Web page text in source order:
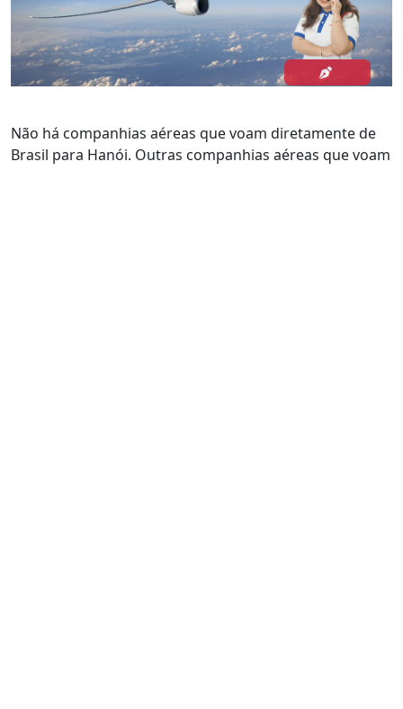
Não há companhias aéreas que voam diretamente de
Brasil para Hanói. Outras companhias aéreas que voam